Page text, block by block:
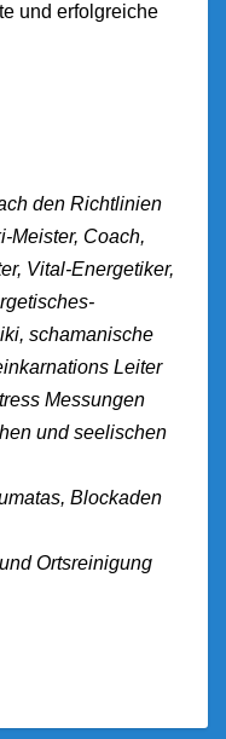
und erfolgreiche
den Richtlinien
Meister, Coach,
Vital-Energetiker,
schamanische
Leiter
Messungen
und seelischen
Blockaden
Ortsreinigung